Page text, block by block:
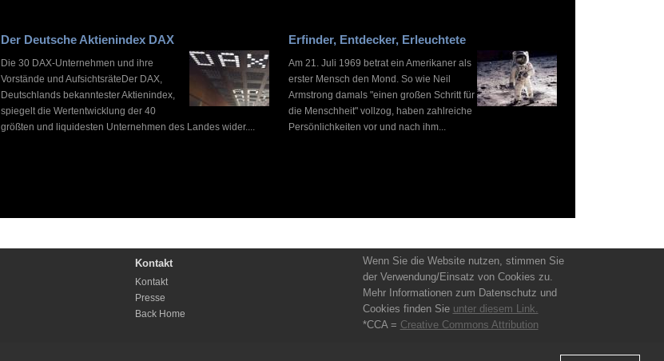
Der Deutsche Aktienindex DAX
Die 30 DAX-Unternehmen und ihre
Vorstände und AufsichtsräteDer DAX,
Deutschlands bekanntester Aktienindex,
spiegelt die Wertentwicklung der 40
größten und liquidesten Unternehmen des Landes wider....
Erfinder, Entdecker, Erleuchtete
Am 21. Juli 1969 betrat ein Amerikaner als
erster Mensch den Mond. So wie Neil
Armstrong damals "einen großen Schritt für
die Menschheit" vollzog, haben zahlreiche
Persönlichkeiten vor und nach ihm...
Kontakt
Kontakt
Presse
Back Home
Wenn Sie die Website nutzen, stimmen Sie
der Verwendung/Einsatz von Cookies zu.
Mehr Informationen zum Datenschutz und
Cookies finden Sie unter diesem Link.
*CCA = Creative Commons Attribution